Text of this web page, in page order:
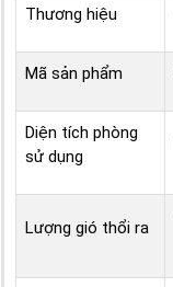
Thương hiệu
Mã sản phẩm
Diện tích phòng
sử dụng
Lượng gió thổi ra